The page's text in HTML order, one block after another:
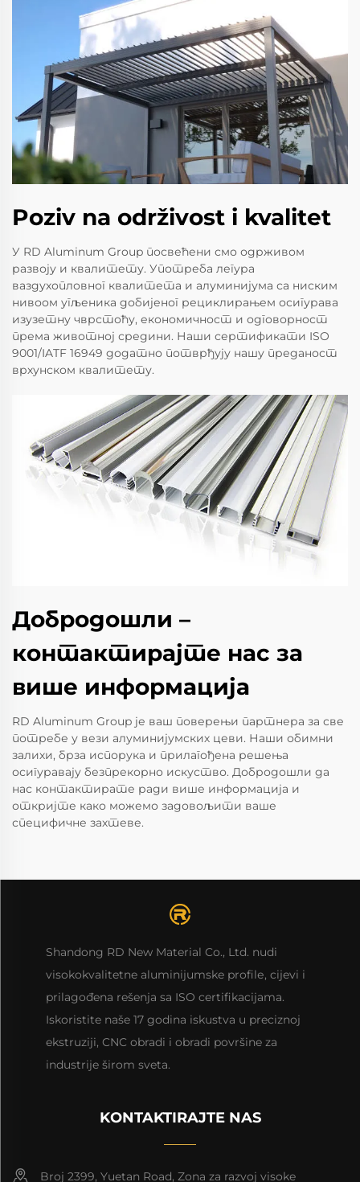
Poziv na održivost i kvalitet
У RD Aluminum Group посвећени смо одрживом
развоју и квалитету. Употреба легура
ваздухопловног квалитета и алуминијума са ниским
нивоом угљеника добијеног рециклирањем осигурава
изузетну чврстоћу, економичност и одговорност
према животној средини. Наши сертификати ISO
9001/IATF 16949 додатно потврђују нашу преданост
врхунском квалитету.
Добродошли –
контактирајте нас за
више информација
RD Aluminum Group је ваш поверењи партнера за све
потребе у вези алуминијумских цеви. Наши обимни
залихи, брза испорука и прилагођена решења
осигуравају безпрекорно искуство. Добродошли да
нас контактирате ради више информација и
откријте како можемо задовољити ваше
специфичне захтеве.
Shandong RD New Material Co., Ltd. nudi
visokokvalitetne aluminijumske profilе, cijevi i
prilagođena rešenja sa ISO certifikacijama.
Iskoristite naše 17 godina iskustva u preciznoj
ekstruziji, CNC obradi i obradi površine za
industrije širom sveta.
KONTAKTIRAJTE NAS
Broj 2399, Yuetan Road, Zona za razvoj visoke